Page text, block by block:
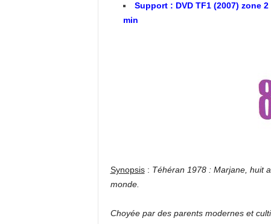
Support : DVD TF1 (2007) zone
min
Synopsis: Téhéran 1978 : Marjane, huit
monde.
Choyée par des parents modernes et